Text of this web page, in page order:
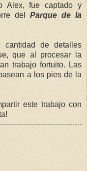
Alex, fue captado y
del Parque de la
de detalles
que al procesar la
trabajo fortuito. Las
a los pies de la
este trabajo con